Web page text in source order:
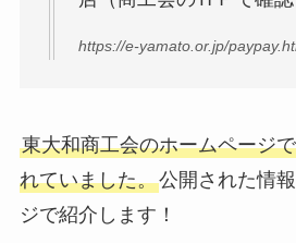
https://e-yamato.or.jp/
東大和商工会のホームページ
れていました。公開された情
ジで紹介します！